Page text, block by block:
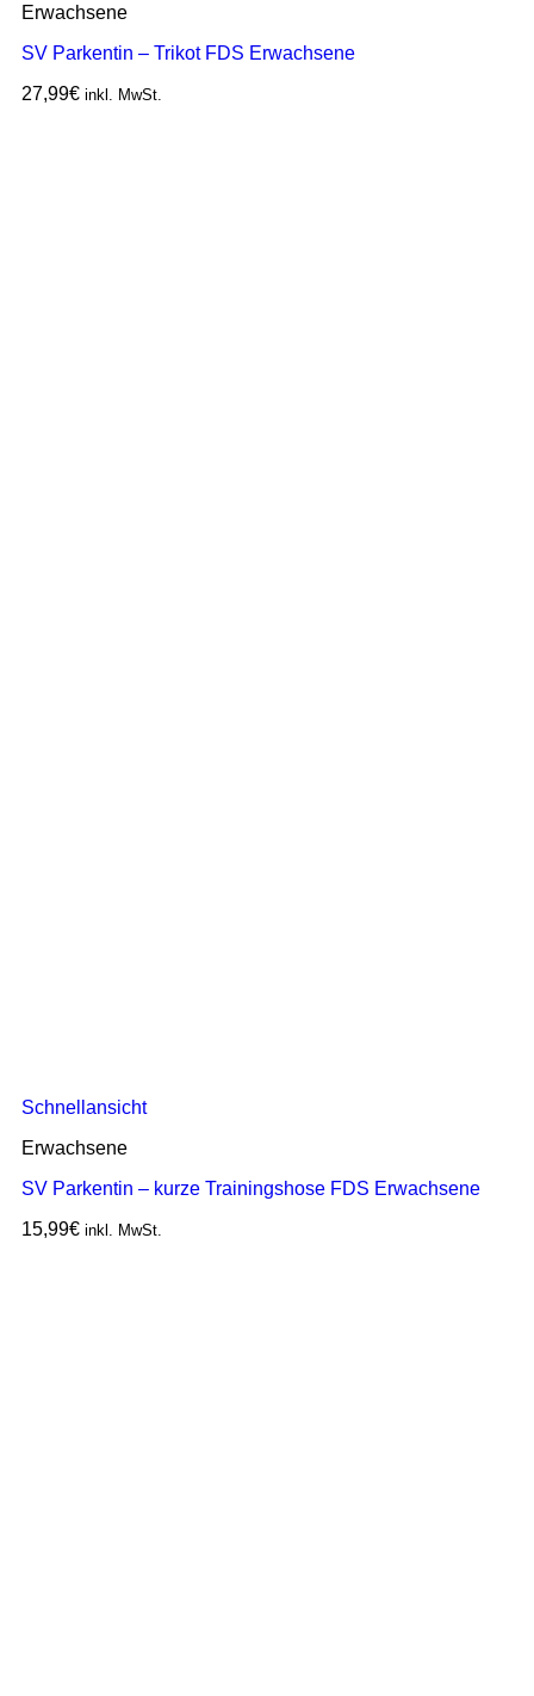
Erwachsene
SV Parkentin – Trikot FDS Erwachsene
27,99€ inkl. MwSt.
Schnellansicht
Erwachsene
SV Parkentin – kurze Trainingshose FDS Erwachsene
15,99€ inkl. MwSt.